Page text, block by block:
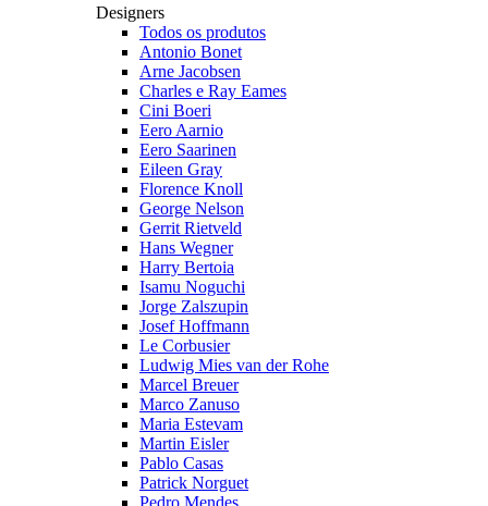
Designers
Todos os produtos
Antonio Bonet
Arne Jacobsen
Charles e Ray Eames
Cini Boeri
Eero Aarnio
Eero Saarinen
Eileen Gray
Florence Knoll
George Nelson
Gerrit Rietveld
Hans Wegner
Harry Bertoia
Isamu Noguchi
Jorge Zalszupin
Josef Hoffmann
Le Corbusier
Ludwig Mies van der Rohe
Marcel Breuer
Marco Zanuso
Maria Estevam
Martin Eisler
Pablo Casas
Patrick Norguet
Pedro Mendes